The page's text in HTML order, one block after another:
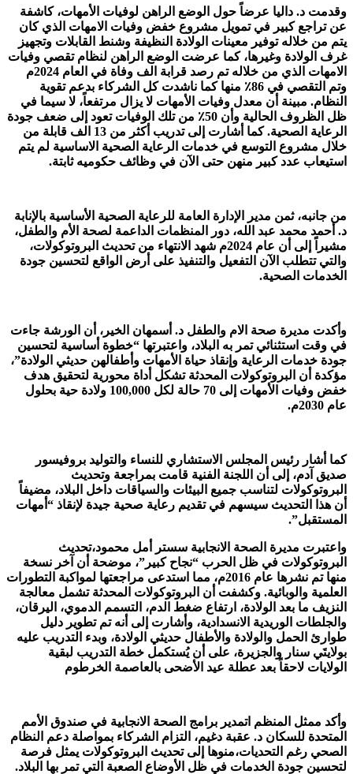
وقدمت د. داليا عرضاً حول الوضع الراهن لوفيات الأمهات، كاشفة
عن تراجع كبير في تمويل مشروع خفض وفيات الامهات الذي كان
يتم من خلاله توفير معينات الولادة النظيفة وشنط القابلات وتجهيز
غرف الولادة وغيرها، كما عرضت الوضع الراهن لنظام تقصي وفيات
الامهات الذي من خلاله تم رصد قرابة الف وفاة في العام 2024م
وتم التقصي في 86٪؜ منها كما ناشدت كل الشركاء بدعم تقوية
النظام. مبينة أن معدل وفيات الأمهات لا يزال مرتفعاً، لا سيما في
ظل الظروف الحالية وأن 50٪ من تلك الوفيات تعود إلى ضعف جودة
الرعاية الصحية. كما أشارت إلى تدريب أكثر من 13 الف قابلة من
خلال مشروع التوسع في خدمات الرعاية الصحية الاساسية لم يتم
استيعاب عدد كبير منهن حتى الآن في وظائف حكوميه ثابتة.
من جانبه، ثمن مدير الإدارة العامة للرعاية الصحية الأساسية بالإنابة
د. أحمد محمد عبد الله، دور المنظمات الداعمة لصحة الأم والطفل،
مشيراً إلى أن عام 2024م شهد الانتهاء من تحديث البروتوكولات،
والتي تتطلب الآن التفعيل والتنفيذ على أرض الواقع لتحسين جودة
الخدمات الصحية.
وأكدت مديرة صحة الام والطفل د. أسمهان الخير، أن الورشة جاءت
في وقت استثنائي تمر به البلاد، واعتبرتها “خطوة أساسية لتحسين
جودة خدمات الرعاية وإنقاذ حياة الأمهات وأطفالهن حديثي الولادة”،
مؤكدة أن البروتوكولات المحدثة تشكل أداة محورية لتحقيق هدف
خفض وفيات الأمهات إلى 70 حالة لكل 100,000 ولادة حية بحلول
عام 2030م.
كما أشار رئيس المجلس الاستشاري للنساء والتوليد بروفيسور
صديق آدم، إلى أن اللجنة الفنية قامت بمراجعة وتحديث
البروتوكولات لتناسب جميع البيئات والسياقات داخل البلاد، مضيفاً
أن هذا التحديث سيسهم في تقديم رعاية صحية جيدة لإنقاذ “أمهات
المستقبل”.
واعتبرت مديرة الصحة الانجابية سستر أمل محمود،تحديث
البروتوكولات في ظل الحرب “نجاح كبير”، موضحة أن آخر نسخة
منها تم نشرها عام 2016م، مما استدعى مراجعتها لمواكبة التطورات
العلمية والوبائية. وكشفت أن البروتوكولات المحدثة تشمل معالجة
النزيف ما بعد الولادة، ارتفاع ضغط الدم، التسمم الدموي، اليرقان،
والجلطات الوريدية الانسدادية، وأشارت إلى أنه تم تطوير دليل
طوارئ الحمل والولادة والأطفال حديثي الولادة، وبدء التدريب عليه
بولايتَي سنار والجزيرة، على أن يُستكمل خطة التدريب لبقية
الولايات لاحقاً بعد عطلة عيد الأضحى بالعاصمة الخرطوم
وأكد ممثل المنظم اتمدير برامج الصحة الانجابية في صندوق الأمم
المتحدة للسكان د. عقبة دغيم، التزام الشركاء بمواصلة دعم النظام
الصحي رغم التحديات،منوها إلى تحديث البروتوكولات يمثل فرصة
لتحسين جودة الخدمات في ظل الأوضاع الصعبة التي تمر بها البلاد.